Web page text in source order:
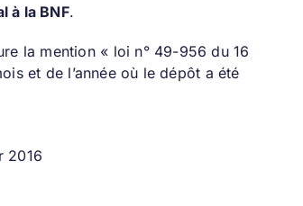
à la BNF.
la mention « loi n° 49-956 du 16
et de l’année où le dépôt a été
2016